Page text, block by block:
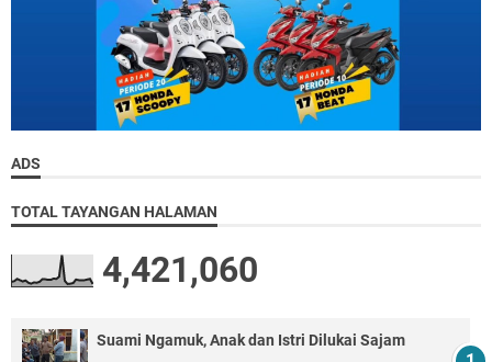
ADS
TOTAL TAYANGAN HALAMAN
4,421,060
Suami Ngamuk, Anak dan Istri Dilukai Sajam